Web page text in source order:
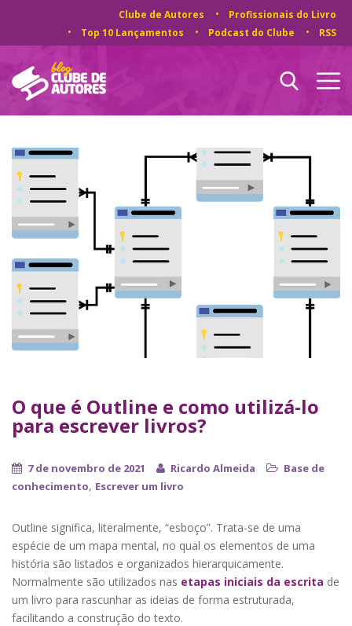
Clube de Autores
Profissionais do Livro
Top 10 Lançamentos
Podcast do Clube RSS
O que é Outline e como utilizá-lo
para escrever livros?
7 de novembro de 2021 Ricardo Almeida
Base de
conhecimento, Escrever um livro
Outline significa, literalmente, “esboço”. Trata-se de uma
espécie de um mapa mental, no qual os elementos de uma
história são listados e organizados hierarquicamente.
Normalmente são utilizados nas etapas iniciais da escrita de
um livro para rascunhar as ideias de forma estruturada,
facilitando a construção do texto.